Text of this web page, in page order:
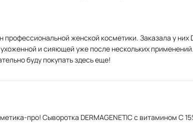
женской косметики. Заказала у
и сияющей уже после нескольких
буду покупать здесь еще!
про! Сыворотка DERMAGENETIC с витамином С